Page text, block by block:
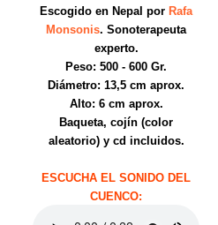
Escogido en Nepal por Rafa
Monsonis. Sonoterapeuta
experto.
Peso: 500 - 600 Gr.
Diámetro: 13,5 cm aprox.
Alto: 6 cm aprox.
Baqueta, cojín (color
aleatorio) y cd incluidos.
ESCUCHA EL SONIDO DEL
CUENCO: